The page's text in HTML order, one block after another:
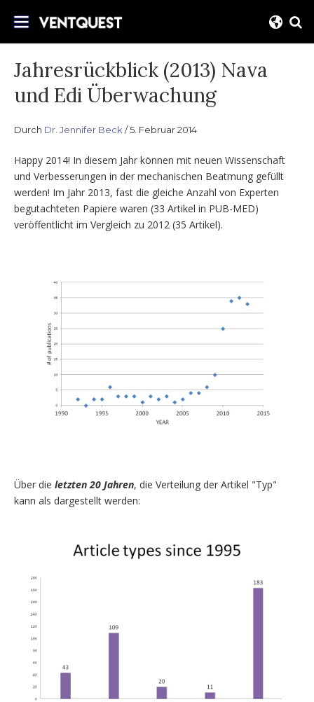
zum
Begleiten Sie uns auf diesem Weg für
eine verbesserte Liefer für mechanische
Jahresrückblick (2013) Nava
und Edi Überwachung
Durch Dr. Jennifer Beck 5. Februar 2014
Happy 2014! In diesem Jahr können mit neuen Wissenschaft
und Verbesserungen in der mechanischen Beatmung gefüllt
werden! Im Jahr 2013, fast die gleiche Anzahl von Experten
begutachteten Papiere waren (33 Artikel in PUB-MED)
veröffentlicht im Vergleich zu 2012 (35 Artikel).
Über die letzten 20 Jahren, die Verteilung der Artikel "Typ"
kann als dargestellt werden: